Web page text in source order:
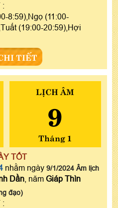
:
8:59),Ngọ (11:00-
(19:00-20:59),Hợi
TIẾT
LỊCH ÂM
9
Tháng 1
TỐT
nhằm ngày 9/1/2024 Âm lịch
Dần , năm Giáp Thìn
đạo)
: